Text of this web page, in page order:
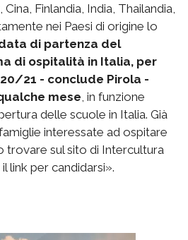
Finlandia, India, Thailandia,
nei Paesi di origine lo
di partenza del
di ospitalità in Italia, per
21 - conclude Pirola -
mese , in funzione
delle scuole in Italia. Già
interessate ad ospitare
trovare sul sito di Intercultura
link per candidarsi».